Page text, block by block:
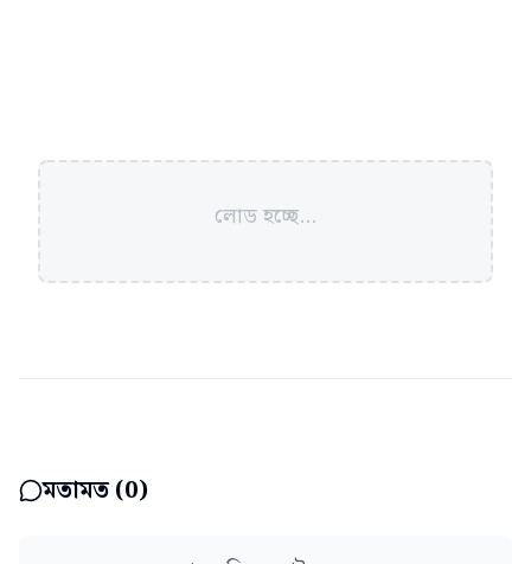
লোড হচ্ছে...
মতামত (0)